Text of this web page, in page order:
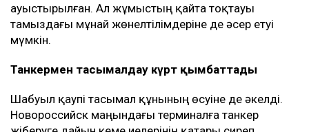
ауыстырылған. Ал жұмыстың қайта тоқтауы
тамыздағы мұнай жөнелтілімдеріне де әсер етуі
мүмкін.
Танкермен тасымалдау күрт қымбаттады
Шабуыл қаупі тасымал құнының өсуіне де әкелді.
Новороссийск маңындағы терминалға танкер